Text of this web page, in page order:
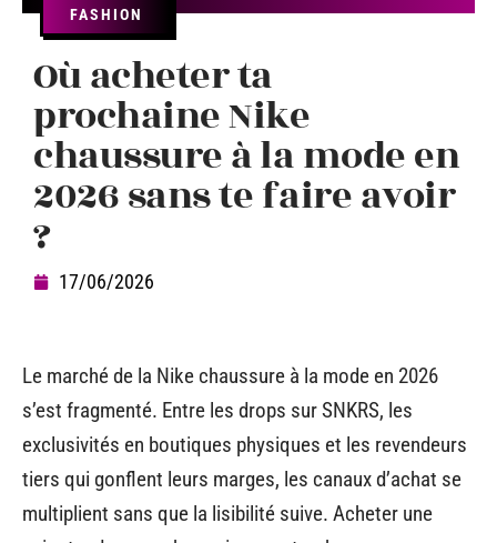
FASHION
Où acheter ta
prochaine Nike
chaussure à la mode en
2026 sans te faire avoir
?
17/06/2026
Le marché de la Nike chaussure à la mode en 2026
s’est fragmenté. Entre les drops sur SNKRS, les
exclusivités en boutiques physiques et les revendeurs
tiers qui gonflent leurs marges, les canaux d’achat se
multiplient sans que la lisibilité suive. Acheter une